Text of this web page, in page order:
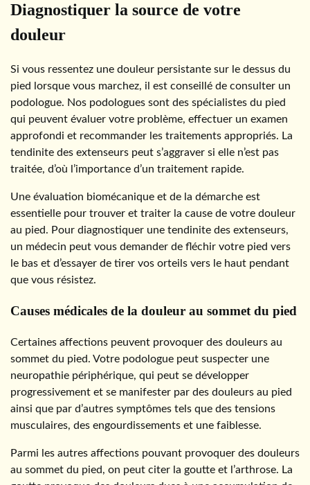
Diagnostiquer la source de votre
douleur
Si vous ressentez une douleur persistante sur le dessus du
pied lorsque vous marchez, il est conseillé de consulter un
podologue. Nos podologues sont des spécialistes du pied
qui peuvent évaluer votre problème, effectuer un examen
approfondi et recommander les traitements appropriés. La
tendinite des extenseurs peut s’aggraver si elle n’est pas
traitée, d’où l’importance d’un traitement rapide.
Une évaluation biomécanique et de la démarche est
essentielle pour trouver et traiter la cause de votre douleur
au pied. Pour diagnostiquer une tendinite des extenseurs,
un médecin peut vous demander de fléchir votre pied vers
le bas et d’essayer de tirer vos orteils vers le haut pendant
que vous résistez.
Causes médicales de la douleur au sommet du pied
Certaines affections peuvent provoquer des douleurs au
sommet du pied. Votre podologue peut suspecter une
neuropathie périphérique, qui peut se développer
progressivement et se manifester par des douleurs au pied
ainsi que par d’autres symptômes tels que des tensions
musculaires, des engourdissements et une faiblesse.
Parmi les autres affections pouvant provoquer des douleurs
au sommet du pied, on peut citer la goutte et l’arthrose. La